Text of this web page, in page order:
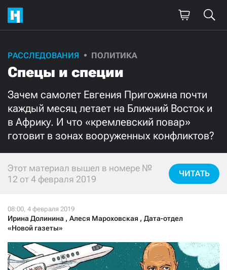
РАССЛЕДОВАНИЯ ПОЛИТИКА
Спецы и специи
Зачем самолет Евгения Пригожина почти
каждый месяц летает на Ближний Восток и
в Африку. И что «кремлевский повар»
готовит в зонах вооруженных конфликтов?
Этот материал вышел в номере №
12 от 4 февраля 2019
ЧИТАТЬ
Ирина Долинина , Алеся Мароховская , Дата-отдел
«Новой газеты»
Поддержите
нашу работу!
Ежемесячно Разово
3000 1000
500 300
Нажимая кнопку «Стать соучастником»,
я принимаю условия и подтверждаю свое гражданство РФ
ПОДЕЛИТЬСЯ С ДРУЗЬЯМИ
Если у вас есть вопросы, пишите donate@novayagazeta.ru
или